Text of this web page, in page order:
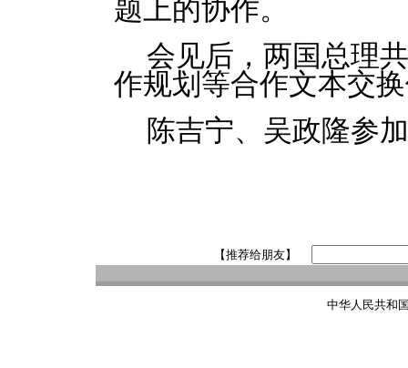
题上的协作。
会见后，两国总理
作规划等合作文本交
陈吉宁、吴政隆参
【推荐给朋友】
中华人民共和